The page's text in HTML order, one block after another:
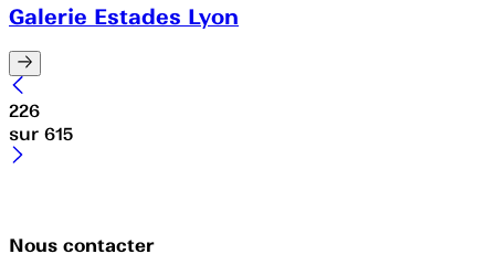
Galerie Estades Lyon
226
sur 615
Nous contacter